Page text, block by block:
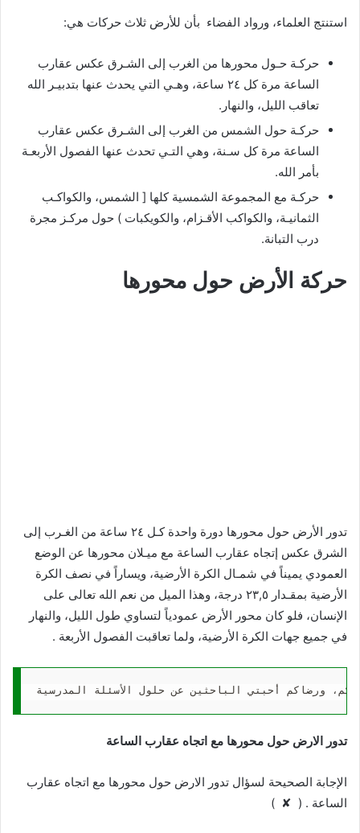
استنتج العلماء، ورواد الفضاء بأن للأرض ثلاث حركات هي:
حركـة حـول محورها من الغرب إلى الشـرق عكس عقارب
الساعة مرة كل ٢٤ ساعة، وهـي التي يحدث عنها بتدبيـر الله
تعاقب الليل، والنهار.
حركـة حول الشمس من الغرب إلى الشـرق عكس عقارب
الساعة مرة كل سـنة، وهي التـي تحدث عنها الفصول الأربعـة
بأمر الله.
حركـة مع المجموعة الشمسية كلها [ الشمس، والكواكـب
الثمانيـة، والكواكب الأقـزام، والكويكبات ) حول مركـز مجرة
درب التبانة.
حركة الأرض حول محورها
تدور الأرض حول محورها دورة واحدة كـل ٢٤ ساعة من الغـرب إلى
الشرق عكس إتجاه عقارب الساعة مع ميـلان محورها عن الوضع
العمودي يميناً في شمـال الكرة الأرضية، ويساراً في نصف الكرة
الأرضية بمقـدار ٢٣,٥ درجة، وهذا الميل من نعم الله تعالى على
الإنسان، فلو كان محور الأرض عمودياً لتساوي طول الليل، والنهار
في جميع جهات الكرة الأرضية، ولما تعاقبت الفصول الأربعة .
تدور الارض حول محورها مع اتجاه عقارب الساعة
الإجابة الصحيحة لسؤال تدور الارض حول محورها مع اتجاه عقارب
الساعة . ( ✘ )